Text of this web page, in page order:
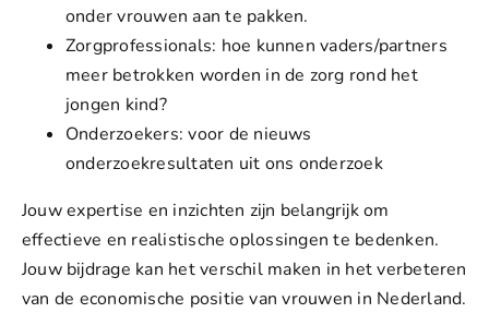
onder vrouwen aan te pakken.
Zorgprofessionals: hoe kunnen vaders/partners
meer betrokken worden in de zorg rond het
jongen kind?
Onderzoekers: voor de nieuws
onderzoekresultaten uit ons onderzoek
Jouw expertise en inzichten zijn belangrijk om
effectieve en realistische oplossingen te bedenken.
Jouw bijdrage kan het verschil maken in het verbeteren
van de economische positie van vrouwen in Nederland.